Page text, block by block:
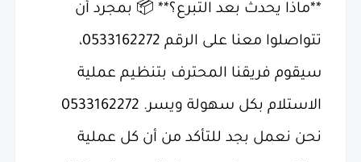
**ماذا يحدث بعد التبرع؟** 📦 بمجرد أن
تتواصلوا معنا على الرقم 0533162272،
سيقوم فريقنا المحترف بتنظيم عملية
الاستلام بكل سهولة ويسر. 0533162272
نحن نعمل بجد للتأكد من أن كل عملية